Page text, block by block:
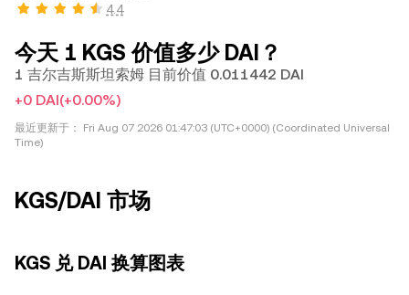
4.4
今天 1 KGS 价值多少 DAI？
1 吉尔吉斯斯坦索姆 目前价值 0.011442 DAI
+0 DAI(+0.00%)
最近更新于：
Fri Aug 07 2026 01:47:03 (UTC+0000) (Coordinated Universal
Time)
KGS/DAI 市场
KGS 兑 DAI 换算图表